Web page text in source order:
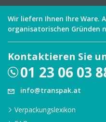
Wir liefern Ihnen Ihre Ware.
organisatorischen Gründen
Kontaktieren Sie
01 23 06 03
info@transpak.at
Verpackungslexikon